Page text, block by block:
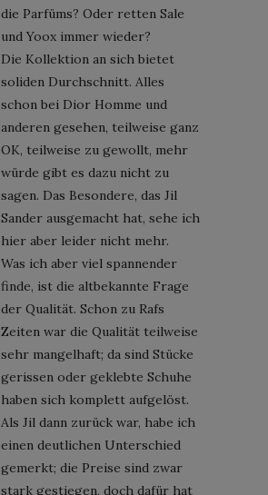
die Parfüms? Oder retten Sale
und Yoox immer wieder?
Die Kollektion an sich bietet
soliden Durchschnitt. Alles
schon bei Dior Homme und
anderen gesehen, teilweise ganz
OK, teilweise zu gewollt, mehr
würde gibt es dazu nicht zu
sagen. Das Besondere, das Jil
Sander ausgemacht hat, sehe ich
hier aber leider nicht mehr.
Was ich aber viel spannender
finde, ist die altbekannte Frage
der Qualität. Schon zu Rafs
Zeiten war die Qualität teilweise
sehr mangelhaft; da sind Stücke
gerissen oder geklebte Schuhe
haben sich komplett aufgelöst.
Als Jil dann zurück war, habe ich
einen deutlichen Unterschied
gemerkt; die Preise sind zwar
stark gestiegen, doch dafür hat